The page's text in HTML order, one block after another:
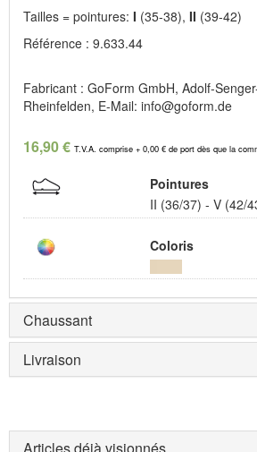
Tailles = pointures: I (35-38), II (39-42)
Référence : 9.633.44
Fabricant : GoForm GmbH, Adolf-
Rheinfelden, E-Mail: info@goform.de
16,90 € T.V.A. comprise + 0,00 € de port dès que la
Pointures
II (36/37) - V (42/
Coloris
Chaussant
Livraison